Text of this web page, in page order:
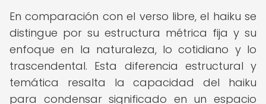
En comparación con el verso libre, el haiku se
distingue por su estructura métrica fija y su
enfoque en la naturaleza, lo cotidiano y lo
trascendental. Esta diferencia estructural y
temática resalta la capacidad del haiku
para condensar significado en un espacio